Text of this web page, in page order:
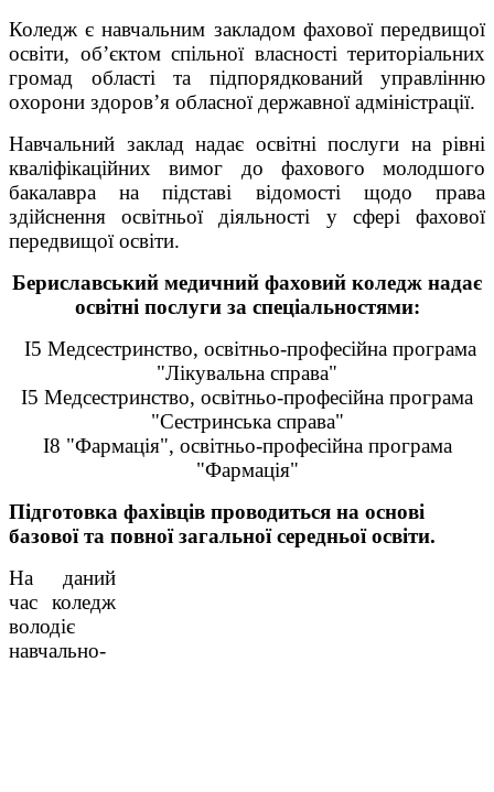
Коледж є навчальним закладом фахової передвищої
освіти, об’єктом спільної власності територіальних
громад області та підпорядкований управлінню
охорони здоров’я обласної державної адміністрації.
Навчальний заклад надає освітні послуги на рівні
кваліфікаційних вимог до фахового молодшого
бакалавра на підставі відомості щодо права
здійснення освітньої діяльності у сфері фахової
передвищої освіти.
Бериславський медичний фаховий коледж надає
освітні послуги за спеціальностями:
І5 Медсестринство, освітньо-професійна програма
"Лікувальна справа"
І5 Медсестринство, освітньо-професійна програма
"Сестринська справа"
І8 "Фармація", освітньо-професійна програма
"Фармація"
Підготовка фахівців проводиться на основі
базової та повної загальної середньої освіти.
На даний
час коледж
володіє
навчально-